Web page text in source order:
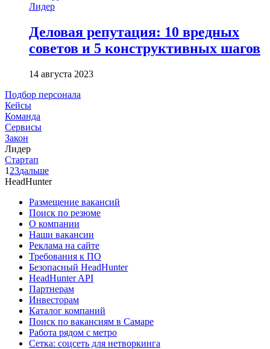
Лидер
Деловая репутация: 10 вредных
советов и 5 конструктивных шагов
14 августа 2023
Подбор персонала
Кейсы
Команда
Сервисы
Закон
Лидер
Стартап
1 23дальше
HeadHunter
Размещение вакансий
Поиск по резюме
О компании
Наши вакансии
Реклама на сайте
Требования к ПО
Безопасный HeadHunter
HeadHunter API
Партнерам
Инвесторам
Каталог компаний
Поиск по вакансиям в Самаре
Работа рядом с метро
Сетка: соцсеть для нетворкинга